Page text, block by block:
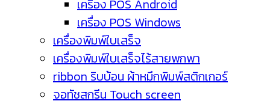
เครื่อง POS Android
เครื่อง POS Windows
เครื่องพิมพ์ใบเสร็จ
เครื่องพิมพ์ใบเสร็จไร้สายพกพา
ribbon ริบบ้อน ผ้าหมึกพิมพ์สติกเกอร์
จอทัชสกรีน Touch screen